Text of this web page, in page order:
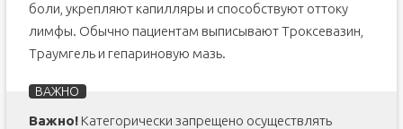
боли, укрепляют капилляры и способствуют оттоку
лимфы. Обычно пациентам выписывают Троксевазин,
Траумгель и гепариновую мазь.
Важно!Категорически запрещено осуществлять